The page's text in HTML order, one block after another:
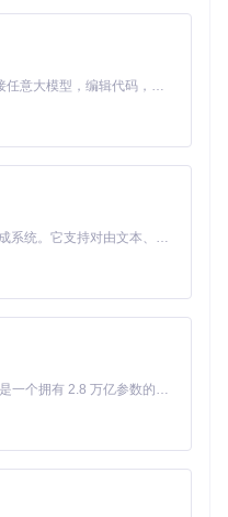
载速度和性能。
用于 Magento 2 的缓存清
策略。
提高网站性能。
Claude Code 的开源替代方案。连接任意大模型，编辑代码，运行命令，自动验证 — 全自动执行。用 Rust 构建，极致性能。 ｜ An open-source alternative to Claude Code. Connect any LLM, edit code, run commands, and verify changes — autonomously. Built in Rust for speed. Get Started
MiniMax H3 是一个通用的全模态生成系统。它支持对由文本、图像、视频和音频组成的多模态上下文进行统一理解，并能生成分辨率高达 2K、时长可达 15 秒的带原生立体声音频的视频。得益于面向任务泛化的系统设计，H3 在预训练阶段就已具备广泛的多模态上下文理解与生成能力，能够出色地执行复杂的多模态指令。
Kimi K3 是Kimi能力最强的模型：这是一个拥有 2.8 万亿参数的混合专家（MoE）模型，具备原生视觉理解能力，并支持 100 万 token 的上下文窗口。